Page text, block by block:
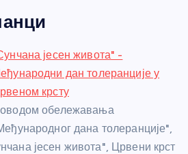
at
s
A
p
p
a
g
e
e
st
јесен живота" -
дан толеранције у
крсту
обележавања
дана толеранције",
јесен живота", Црвени крст